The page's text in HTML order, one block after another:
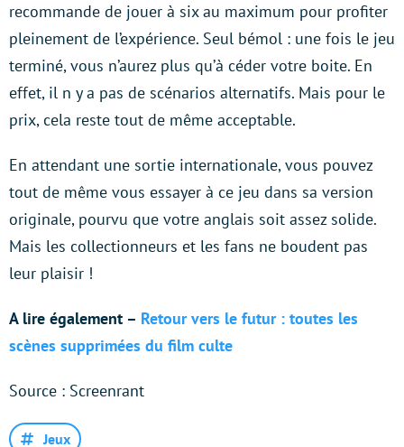
recommande de jouer à six au maximum pour profiter
pleinement de l’expérience. Seul bémol : une fois le jeu
terminé, vous n’aurez plus qu’à céder votre boite. En
effet, il n y a pas de scénarios alternatifs. Mais pour le
prix, cela reste tout de même acceptable.
En attendant une sortie internationale, vous pouvez
tout de même vous essayer à ce jeu dans sa version
originale, pourvu que votre anglais soit assez solide.
Mais les collectionneurs et les fans ne boudent pas
leur plaisir !
A lire également – Retour vers le futur : toutes les
scènes supprimées du film culte
Source : Screenrant
Jeux